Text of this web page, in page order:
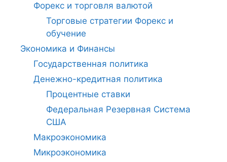
Форекс и торговля валютой
Торговые стратегии Форекс и
обучение
Экономика и Финансы
Государственная политика
Денежно-кредитная политика
Процентные ставки
Федеральная Резервная Система
США
Макроэкономика
Микроэкономика